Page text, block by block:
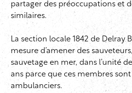
partager des préoccupations et
similaires.
La section locale 1842 de Delray
mesure d’amener des
sauvetage en mer, dans l’unité
ans parce que ces membres
ambulanciers.